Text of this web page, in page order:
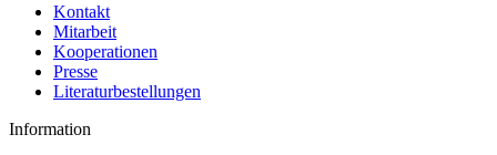
Kontakt
Mitarbeit
Kooperationen
Presse
Literaturbestellungen
Information